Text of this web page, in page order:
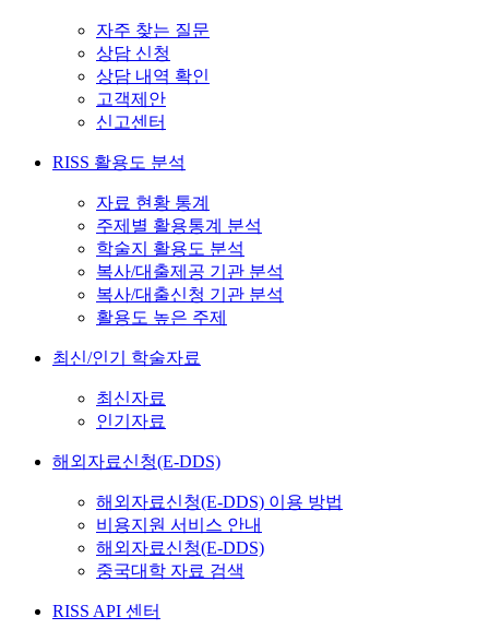
자주 찾는 질문
상담 신청
상담 내역 확인
고객제안
신고센터
RISS 활용도 분석
자료 현황 통계
주제별 활용통계 분석
학술지 활용도 분석
복사/대출제공 기관 분석
복사/대출신청 기관 분석
활용도 높은 주제
최신/인기 학술자료
최신자료
인기자료
해외자료신청(E-DDS)
해외자료신청(E-DDS) 이용 방법
비용지원 서비스 안내
해외자료신청(E-DDS)
중국대학 자료 검색
RISS API 센터